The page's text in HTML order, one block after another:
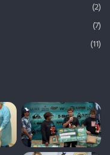
(2)
(7)
(11)